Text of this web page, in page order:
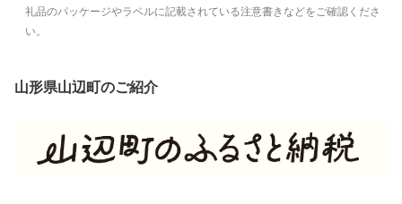
礼品のパッケージやラベルに記載されている注意書きなどをご確認くださ
い。
山形県山辺町のご紹介